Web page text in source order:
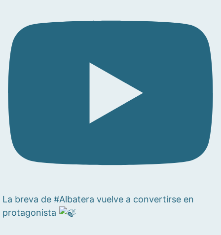
La breva de #Albatera vuelve a convertirse en
protagonista